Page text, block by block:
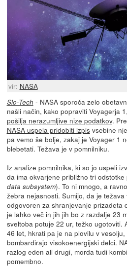
vir: NASA
Slo-Tech - NASA sporoča zelo
našli način, kako popraviti Voyagerja
pošilja nerazumljive nize podatkov.
NASA uspela pridobiti izpisvsebine
pa vemo še bolje, zakaj je Voyager 1
blebetati. Težava je v pomnilniku.
Iz analize pomnilnika, ki so jo uspeli
da ima okvarjene približno tri odstotke
data subsystem). To ni mnogo, a
žebra nejasnosti. Sumijo, da je
odgovoren za shranjevanje prizadeta
je lahko več in jih jih bo z razdalje 23
sveltoba potuje 22 ur, težko ugotoviti.
46 let, hkrati pa je na plovilu v
bombardirajo visokoenergijski delci.
razlog eden ali drugi, morda tudi
pomembno.